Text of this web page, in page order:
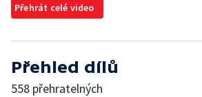
Přehrát celé video
Přehled dílů
558 přehratelných